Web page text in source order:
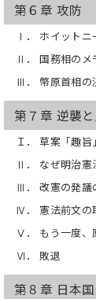
第６章 攻防
Ⅰ． ホイットニ
Ⅱ． 国務相のメ
Ⅲ． 幣原首相の
第７章 逆襲
Ｉ． 草案「趣旨
Ⅱ． なぜ明治憲
Ⅲ． 改憲の発議
Ⅳ． 憲法前文の
Ⅴ． もう一度、
Ⅵ． 敗退
第８章 日本